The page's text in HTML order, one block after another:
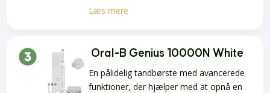
Læs mere
Oral-B Genius 10000N White
En pålidelig tandbørste med avancerede
funktioner, der hjælper med at opnå en